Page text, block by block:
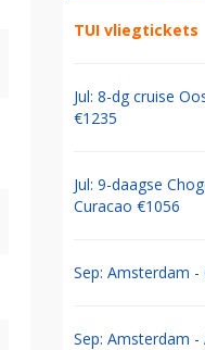
TUI vliegtickets
Jul: 8-dg cruise
€1235
Jul: 9-daagse
Curacao €1056
Sep: Amsterdam -
Sep: Amsterdam -